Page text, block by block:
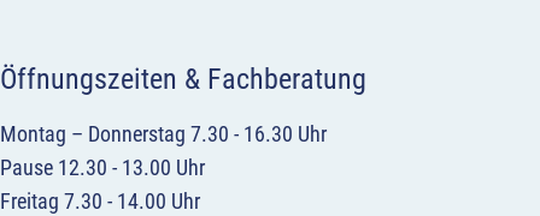
Öffnungszeiten & Fachberatung
Montag – Donnerstag 7.30 - 16.30 Uhr
Pause 12.30 - 13.00 Uhr
Freitag 7.30 - 14.00 Uhr